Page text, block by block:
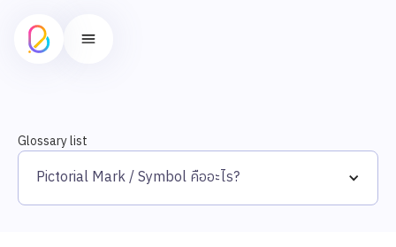
Glossary list
Pictorial Mark / Symbol คืออะไร?